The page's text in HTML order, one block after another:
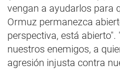
vengan a ayudarlos para
Ormuz permanezca
perspectiva, está
nuestros enemigos, a
agresión injusta contra